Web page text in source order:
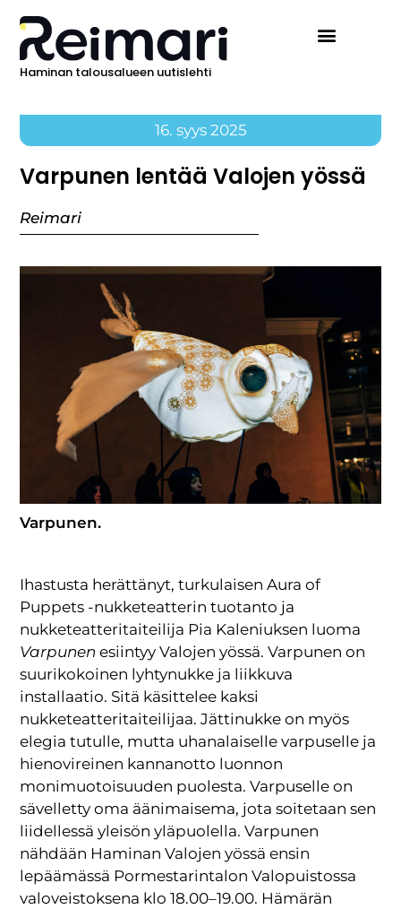
Haminan talousalueen uutislehti
16. syys 2025
Varpunen lentää Valojen yössä
Reimari
Varpunen.
Ihastusta herättänyt, turkulaisen Aura of
Puppets -nukketeatterin tuotanto ja
nukketeatteritaiteilija Pia Kaleniuksen luoma
Varpunen esiintyy Valojen yössä. Varpunen on
suurikokoinen lyhtynukke ja liikkuva
installaatio. Sitä käsittelee kaksi
nukketeatteritaiteilijaa. Jättinukke on myös
elegia tutulle, mutta uhanalaiselle varpuselle ja
hienovireinen kannanotto luonnon
monimuotoisuuden puolesta. Varpuselle on
sävelletty oma äänimaisema, jota soitetaan sen
liidellessä yleisön yläpuolella. Varpunen
nähdään Haminan Valojen yössä ensin
lepäämässä Pormestarintalon Valopuistossa
valoveistoksena klo 18.00–19.00. Hämärän